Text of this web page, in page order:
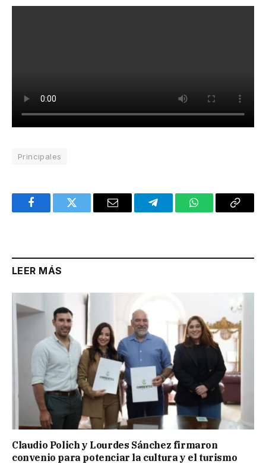
Principales
FacebookTwitter Email TelegramWhatsAppCopy
LEER MÁS
Claudio Polich y Lourdes Sánchez firmaron
convenio para potenciar la cultura y el turismo